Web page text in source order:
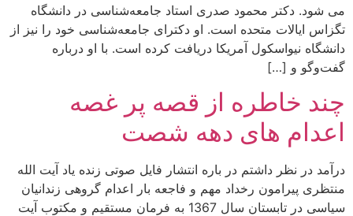
می شود. دکتر محمود صدری استاد جامعه‌شناسی در دانشگاه
تگزاس ایالات متحده است. او دکترای جامعه‌شناسی خود را نیز از
دانشگاه نیواسکول آمریکا دریافت کرده است. با او درباره
گفت‌وگو و […]
چند خاطره از قصه پر غصه
اعدام های دهه شصت
درآمد در نظر داشتم در باره انتشار فایل صوتی زنده یاد آیت الله
منتظری پیرامون رخداد مهم و فاجعه بار اعدام گروهی زندانیان
سیاسی در تابستان سال 1367 به فرمان مستقیم و مکتوب آیت